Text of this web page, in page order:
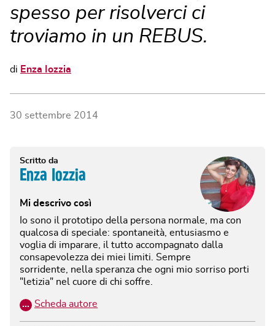
spesso per risolverci ci
troviamo in un REBUS.
di Enza Iozzia
30 settembre 2014
Scritto da
Enza Iozzia
Mi descrivo così
Io sono il prototipo della persona normale, ma con
qualcosa di speciale: spontaneità, entusiasmo e
voglia di imparare, il tutto accompagnato dalla
consapevolezza dei miei limiti. Sempre
sorridente, nella speranza che ogni mio sorriso porti
"letizia" nel cuore di chi soffre.
… Scheda autore